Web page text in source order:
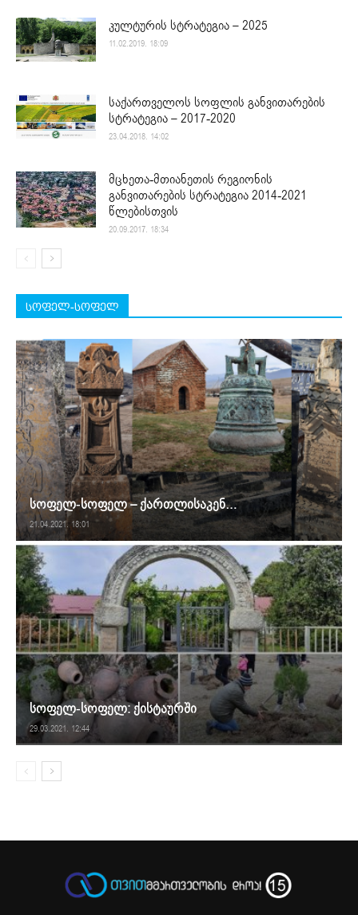
კულტურის სტრატეგია – 2025
11.02.2019. 18:09
საქართველოს სოფლის განვითარების
სტრატეგია – 2017-2020
23.04.2018. 14:02
მცხეთა-მთიანეთის რეგიონის
განვითარების სტრატეგია 2014-2021
წლებისთვის
20.09.2017. 18:34
სოფელ-სოფელ
სოფელ-სოფელ – ქართლისაკენ…
21.04.2021. 18:01
სოფელ-სოფელ: ქისტაურში
29.03.2021. 12:44